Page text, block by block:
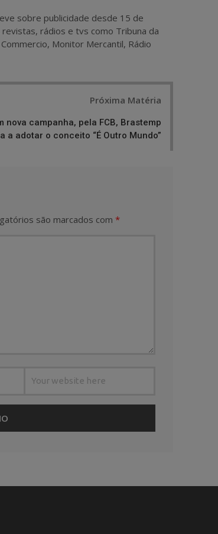
sobre publicidade desde 15 de
rádios e tvs como Tribuna da
Monitor Mercantil, Rádio
Próxima Matéria
nova campanha, pela FCB, Brastemp
a adotar o conceito “É Outro Mundo”
são marcados com *